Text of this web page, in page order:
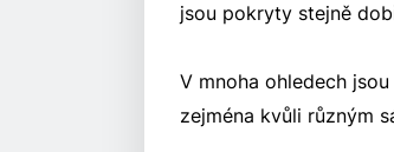
jsou pokryty stejně
V mnoha ohledech
zejména kvůli různým